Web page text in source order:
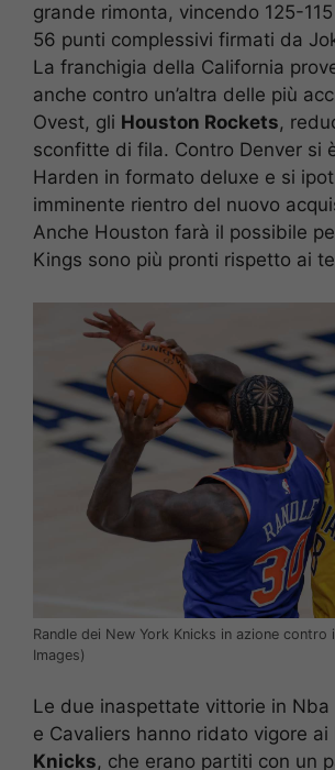
grande rimonta, vincendo 125-
56 punti complessivi firmati da
La franchigia della California
anche contro un’altra delle più
Ovest, gli Houston Rockets,
sconfitte di fila. Contro Denver si
Harden in formato deluxe e si
imminente rientro del nuovo
Anche Houston farà il possibile
Kings sono più pronti rispetto ai
Randle dei New York Knicks in azione contro
Images)
Le due inaspettate vittorie in Nba
e Cavaliers hanno ridato vigore ai
Knicks, che erano partiti con un